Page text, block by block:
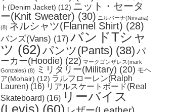
ト(Denim Jacket) (12) ニット・セータ
ー(Knit Sweater) (30) ニルバーナ(Nirvana)
(8) ネルシャツ(Flannel Shirt) (28)
バンズ(Vans) (17) バンドTシャ
ツ (62) パンツ(Pants) (38)パ
ーカー(Hoodie) (22) マークゴンザレス(mark
Gonzales) (8) ミリタリー(Military) (20) モヘ
ア(Mohair) (12) ラルフローレン(Ralph
Lauren) (16) リアルスケートボード(Real
Skateboard) (16) リーバイス
(Levis) (60)